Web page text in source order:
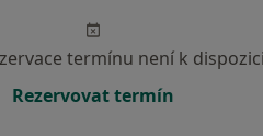
termínu není k dispozici
Rezervovat termín